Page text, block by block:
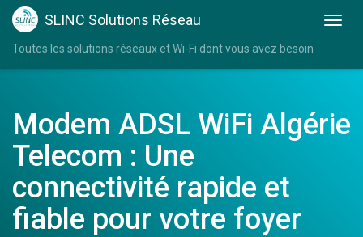
SLINC Solutions Réseau
Toutes les solutions réseaux et Wi-Fi dont vous avez besoin
Modem ADSL WiFi Algérie
Telecom : Une
connectivité rapide et
fiable pour votre foyer